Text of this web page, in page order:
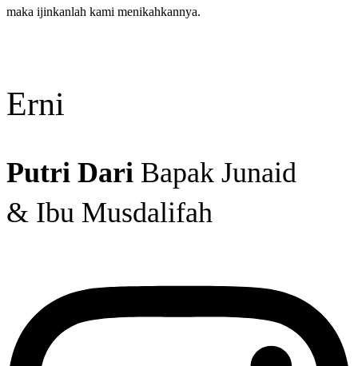
maka ijinkanlah kami menikahkannya.
Erni
Putri Dari Bapak Junaid
& Ibu Musdalifah